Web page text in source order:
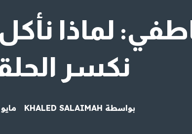
لماذا
نكسر
بواسطة KHALED SALAIMAH مايو 16, 2025